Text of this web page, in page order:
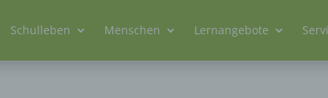
Schulleben Menschen Lernangebote